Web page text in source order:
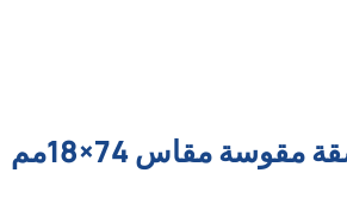
مقوسة مقاس 74×18مم